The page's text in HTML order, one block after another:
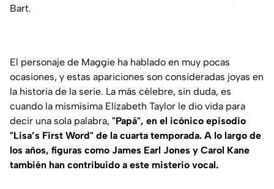
Bart.
El personaje de Maggie ha hablado en muy pocas
ocasiones, y estas apariciones son consideradas joyas en
la historia de la serie. La más célebre, sin duda, es
cuando la mismísima Elizabeth Taylor le dio vida para
decir una sola palabra, "Papá", en el icónico episodio
"Lisa’s First Word" de la cuarta temporada. A lo largo de
los años, figuras como James Earl Jones y Carol Kane
también han contribuido a este misterio vocal.